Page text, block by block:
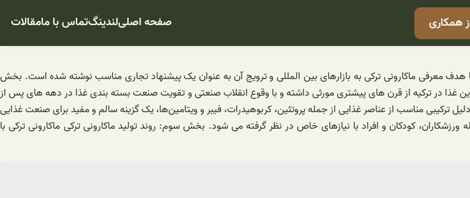
همکاری صفحه اصلیلندینگتماس با مامقالات
معرفی ماکارونی ترکی به بازارهای بین المللی و ترویج آن به عنوان یک پیشنهاد تجاری مناسب نوشته شده است. بخش
غذا در ترکیه از قرن های پیشتری مورثی داشته و با وقوع انقلاب صنعتی و تقویت صنعت بسته بندی غذا در دهه های پس از
ترکیبی مناسب از عناصر غذایی از جمله پروتئین، کربوهیدرات، فیبر و ویتامین‌ها، یک گزینه سالم و مفید برای صنعت غذایی
کودکان و افراد با نیازهای خاص در نظر گرفته می شود. بخش سوم: روند تولید ماکارونی ترکی ماکارونی ترکی با